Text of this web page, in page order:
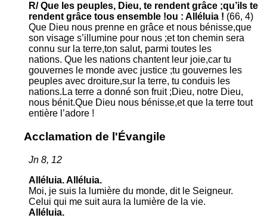
R/ Que les peuples, Dieu, te rendent grâce ;qu’ils te
rendent grâce tous ensemble !ou : Alléluia ! (66, 4)
Que Dieu nous prenne en grâce et nous bénisse,que
son visage s’illumine pour nous ;et ton chemin sera
connu sur la terre,ton salut, parmi toutes les
nations. Que les nations chantent leur joie,car tu
gouvernes le monde avec justice ;tu gouvernes les
peuples avec droiture,sur la terre, tu conduis les
nations.La terre a donné son fruit ;Dieu, notre Dieu,
nous bénit.Que Dieu nous bénisse,et que la terre tout
entière l’adore !
Acclamation de l'Évangile
Jn 8, 12
Alléluia. Alléluia.
Moi, je suis la lumière du monde, dit le Seigneur.
Celui qui me suit aura la lumière de la vie.
Alléluia.